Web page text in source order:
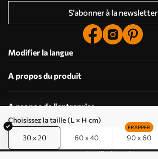
Choisissez la taille (L × H cm)
30 x 20 60 x 40 90 x 60
FRAPPER
S'abonner à la newsletter
Modifier la langue
A propos du produit
A propos de l'entreprise
Modifier les cookies